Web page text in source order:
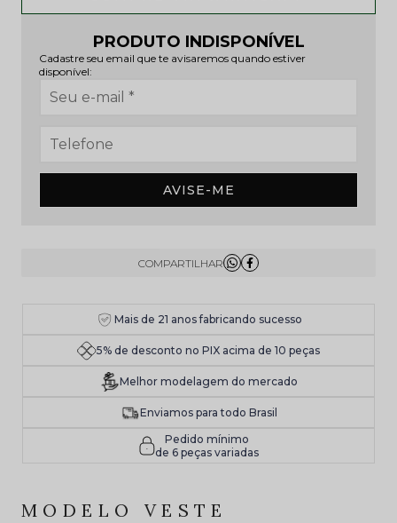
PRODUTO INDISPONÍVEL
Cadastre seu email que te avisaremos quando estiver
disponível:
AVISE-ME
Mais de 21 anos fabricando sucesso
5% de desconto no PIX acima de 10 peças
Melhor modelagem do mercado
Enviamos para todo Brasil
Pedido mínimo
de 6 peças variadas
MODELO VESTE